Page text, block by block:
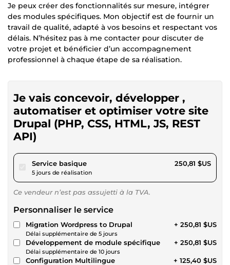
Je peux créer des fonctionnalités sur mesure, intégrer
des modules spécifiques. Mon objectif est de fournir un
travail de qualité, adapté à vos besoins et respectant vos
délais. N’hésitez pas à me contacter pour discuter de
votre projet et bénéficier d’un accompagnement
professionnel à chaque étape de sa réalisation.
Je vais concevoir, développer ,
automatiser et optimiser votre site
Drupal (PHP, CSS, HTML, JS, REST
API)
Service basiquepour 231,16 $US
5 jours de réalisation
250,81 $US
Ce vendeur n’est pas assujetti à la TVA.
Personnaliser le service
Migration Wordpress to Drupal
Délai supplémentaire de 5 jours
+ 250,81 $US
Développement de module spécifique
Délai supplémentaire de 10 jours
+ 250,81 $US
Configuration Multilingue + 125,40 $US